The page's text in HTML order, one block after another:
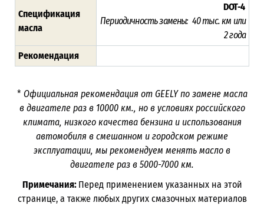
Спецификация
масла
DOT-4
Периодичность замены: 40 тыс. км или
2года
Рекомендация
* Официальная рекомендация от GEELY по замене масла
в двигателе раз в 10000 км., но в условиях российского
климата, низкого качества бензина и использования
автомобиля в смешанном и городском режиме
эксплуатации, мы рекомендуем менять масло в
двигателе раз в 5000-7000 км.
Примечания: Перед применением указанных на этой
странице, а также любых других смазочных материалов